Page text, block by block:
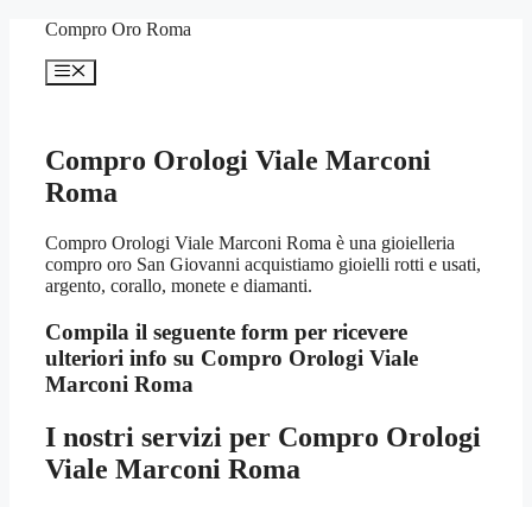
contenuto
Compro Oro Roma
Menu
Compro Orologi Viale Marconi
Roma
Compro Orologi Viale Marconi Roma è una gioielleria
compro oro San Giovanni acquistiamo gioielli rotti e usati,
argento, corallo, monete e diamanti.
Compila il seguente form per ricevere
ulteriori info su Compro Orologi Viale
Marconi Roma
I nostri servizi per Compro Orologi
Viale Marconi Roma